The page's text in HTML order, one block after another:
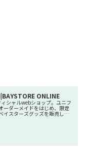
ONLINE
シャルwebショップ。ユニフ
ーダーメイドをはじめ、限定
イスターズグッズを販売して